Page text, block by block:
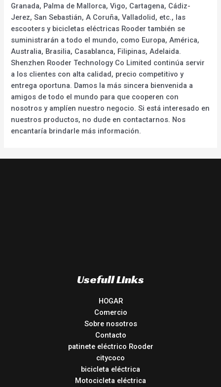
Granada, Palma de Mallorca, Vigo, Cartagena, Cádiz-
Jerez, San Sebastián, A Coruña, Valladolid, etc., las
escooters y bicicletas eléctricas Rooder también se
suministrarán a todo el mundo, como Europa, América,
Australia, Brasilia, Casablanca, Filipinas, Adelaida.
Shenzhen Rooder Technology Co Limited continúa servir
a los clientes con alta calidad, precio competitivo y
entrega oportuna. Damos la más sincera bienvenida a
amigos de todo el mundo para que cooperen con
nosotros y amplíen nuestro negocio. Si está interesado en
nuestros productos, no dude en contactarnos. Nos
encantaría brindarle más información.
Usefull Links
HOGAR
Comercio
Sobre nosotros
Contacto
patinete eléctrico Rooder
citycoco
bicicleta eléctrica
Motocicleta eléctrica